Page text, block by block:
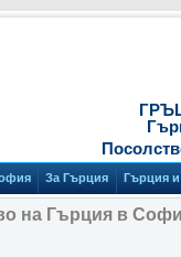
За Гърция Гърция
на Гърция в